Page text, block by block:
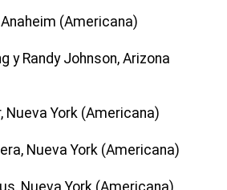
(Americana)
y Randy Johnson, Arizona
Nueva York (Americana)
Nueva York (Americana)
Nueva York (Americana)